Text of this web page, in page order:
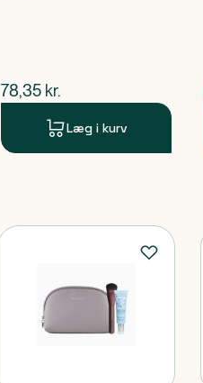
$nuværende pris
78,35 kr.
Læg i kurv